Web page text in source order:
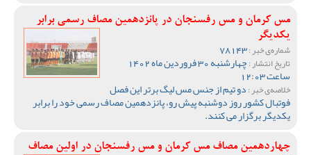
مس کرمان و مس رفسنجان در پانزدهمین مصاف رسمی برابر
یکدیگر
شماره‌ی خبر :
تاریخ انتشار : چهارشنبه 30 فروردین ماه 1402
ساعت 12:03
خلاصه‌ی خبر :دو تیم از جنس مس لیگ برتر این فصل
فوتبال کشور روز دوشنبه پیش رو، پانزدهمین مصاف رسمی خود را برابر
یکدیگر برگزار می کنند.
چهاردهمین مصاف مس کرمان و مس رفسنجان در اولین مصاف